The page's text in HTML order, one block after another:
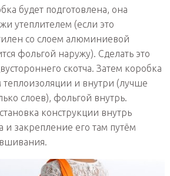
будет подготовлена, она
утеплителем (если это
со слоем алюминиевой
фольгой наружу). Сделать это
скотча. Затем коробка
теплоизоляции и внутри (лучше
слоев), фольгой внутрь.
конструкции внутрь
и закрепление его там путём